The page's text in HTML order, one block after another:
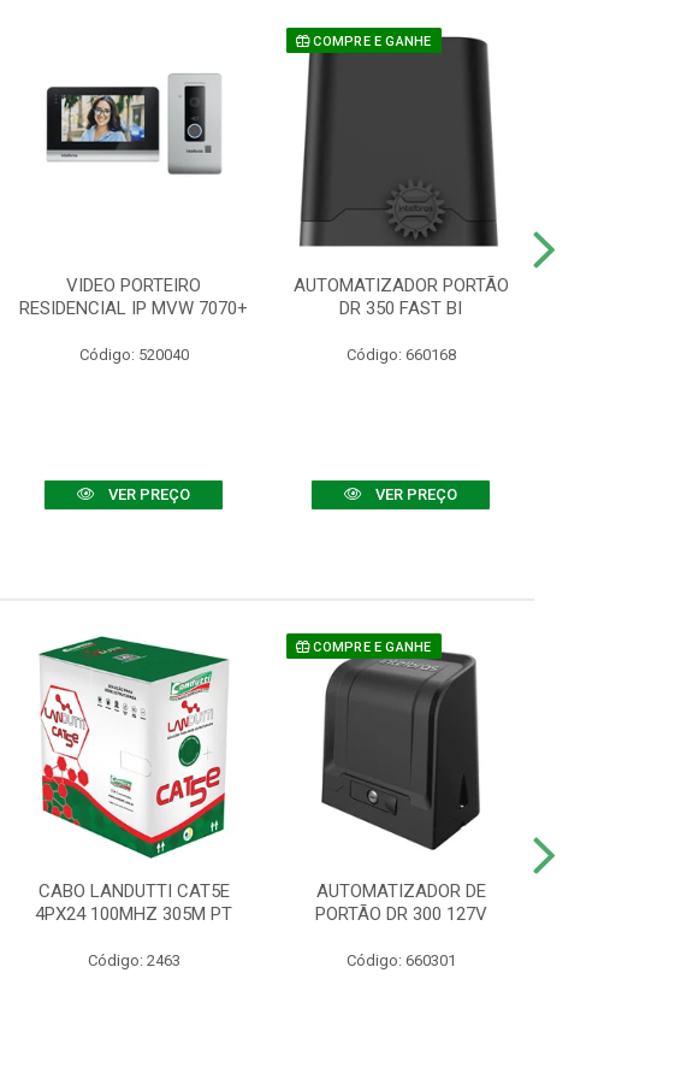
VIDEO PORTEIRO
RESIDENCIAL IP MVW 7070+
Código: 520040
VER PREÇO
COMPRE E GANHE
AUTOMATIZADOR PORTÃO
DR 350 FAST BI
Código: 660168
VER PREÇO
CABO LANDUTTI CAT5E
4PX24 100MHZ 305M PT
Código: 2463
COMPRE E GANHE
AUTOMATIZADOR DE
PORTÃO DR 300 127V
Código: 660301